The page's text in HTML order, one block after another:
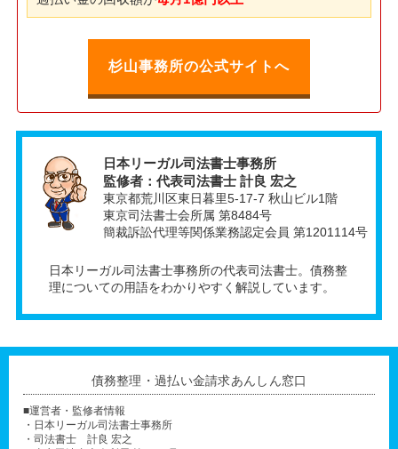
杉山事務所の公式サイトへ
日本リーガル司法書士事務所
監修者：代表司法書士 計良 宏之
東京都荒川区東日暮里5-17-7 秋山ビル1階
東京司法書士会所属 第8484号
簡裁訴訟代理等関係業務認定会員 第1201114号
日本リーガル司法書士事務所の代表司法書士。債務整
理についての用語をわかりやすく解説しています。
債務整理・過払い金請求あんしん窓口
■運営者・監修者情報
・日本リーガル司法書士事務所
・司法書士 計良 宏之